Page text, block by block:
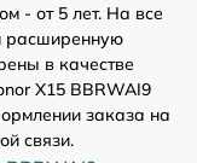
- от 5 лет. На все
расширенную
в качестве
X15 BBRWAI9
заказа на
связи.